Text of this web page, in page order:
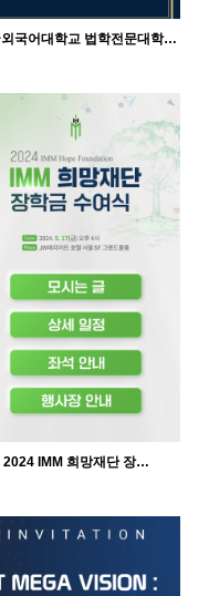
819
02-11
인바이트미
국어대학교 법학전문대학…
2024 IMM 희망재단 장…